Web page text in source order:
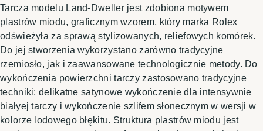
Tarcza modelu Land-Dweller jest zdobiona motywem
plastrów miodu, graficznym wzorem, który marka Rolex
odświeżyła za sprawą stylizowanych, reliefowych komórek.
Do jej stworzenia wykorzystano zarówno tradycyjne
rzemiosło, jak i zaawansowane technologicznie metody. Do
wykończenia powierzchni tarczy zastosowano tradycyjne
techniki: delikatne satynowe wykończenie dla intensywnie
białyej tarczy i wykończenie szlifem słonecznym w wersji w
kolorze lodowego błękitu. Struktura plastrów miodu jest